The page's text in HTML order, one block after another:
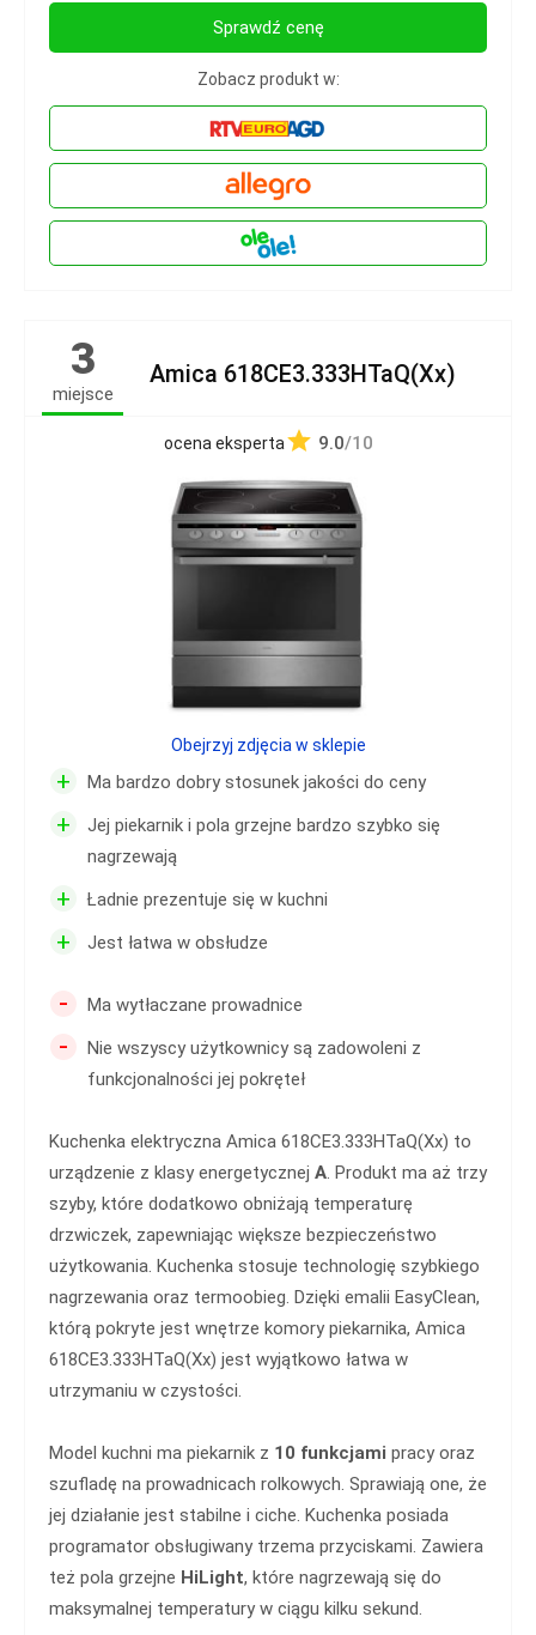
Sprawdź cenę
Zobacz produkt w:
3
miejsce
Amica 618CE3.333HTaQ(Xx)
ocena eksperta 9.0/10
+ Ma bardzo dobry stosunek jakości do ceny
+
Jej piekarnik i pola grzejne bardzo szybko się
nagrzewają
+ Ładnie prezentuje się w kuchni
+ Jest łatwa w obsłudze
- Ma wytłaczane prowadnice
-
Nie wszyscy użytkownicy są zadowoleni z
funkcjonalności jej pokręteł
Kuchenka elektryczna Amica 618CE3.333HTaQ(Xx) to
urządzenie z klasy energetycznej A. Produkt ma aż trzy
szyby, które dodatkowo obniżają temperaturę
drzwiczek, zapewniając większe bezpieczeństwo
użytkowania. Kuchenka stosuje technologię szybkiego
nagrzewania oraz termoobieg. Dzięki emalii EasyClean,
którą pokryte jest wnętrze komory piekarnika, Amica
618CE3.333HTaQ(Xx) jest wyjątkowo łatwa w
utrzymaniu w czystości.
Model kuchni ma piekarnik z 10 funkcjami pracy oraz
szufladę na prowadnicach rolkowych. Sprawiają one, że
jej działanie jest stabilne i ciche. Kuchenka posiada
programator obsługiwany trzema przyciskami. Zawiera
też pola grzejne HiLight, które nagrzewają się do
maksymalnej temperatury w ciągu kilku sekund.
Obejrzyj zdjęcia w sklepie